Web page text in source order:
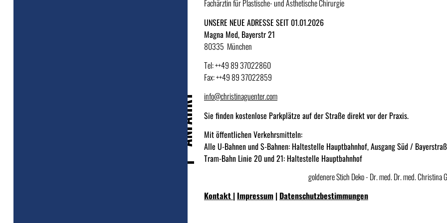
ANFAHRT
Fachärztin für Plastische- und Ästhetische Chirurgie
UNSERE NEUE ADRESSE SEIT 01.01.2026
Magna Med, Bayerstr 21
80335 München
Tel: ++49 89 37022860
Fax: ++49 89 37022859
info@christinaguenter.com
Sie finden kostenlose Parkplätze auf der Straße direkt vor der Praxis.
Mit öffentlichen Verkehrsmitteln:
Alle U-Bahnen und S-Bahnen: Haltestelle Hauptbahnhof, Ausgang Süd /
Tram-Bahn Linie 20 und 21: Haltestelle Hauptbahnhof
Kontakt | Impressum | Datenschutzbestimmungen